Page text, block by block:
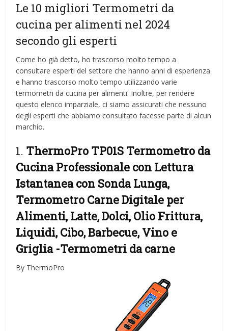
Le 10 migliori Termometri da
cucina per alimenti nel 2024
secondo gli esperti
Come ho già detto, ho trascorso molto tempo a
consultare esperti del settore che hanno anni di esperienza
e hanno trascorso molto tempo utilizzando varie
termometri da cucina per alimenti. Inoltre, per rendere
questo elenco imparziale, ci siamo assicurati che nessuno
degli esperti che abbiamo consultato facesse parte di alcun
marchio.
1. ThermoPro TP01S Termometro da
Cucina Professionale con Lettura
Istantanea con Sonda Lunga,
Termometro Carne Digitale per
Alimenti, Latte, Dolci, Olio Frittura,
Liquidi, Cibo, Barbecue, Vino e
Griglia -Termometri da carne
By ThermoPro